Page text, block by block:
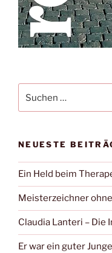
nach:
NEUESTE
Ein Held beim
Meisterzeichner
Claudia Lanteri – Die
Er war ein guter